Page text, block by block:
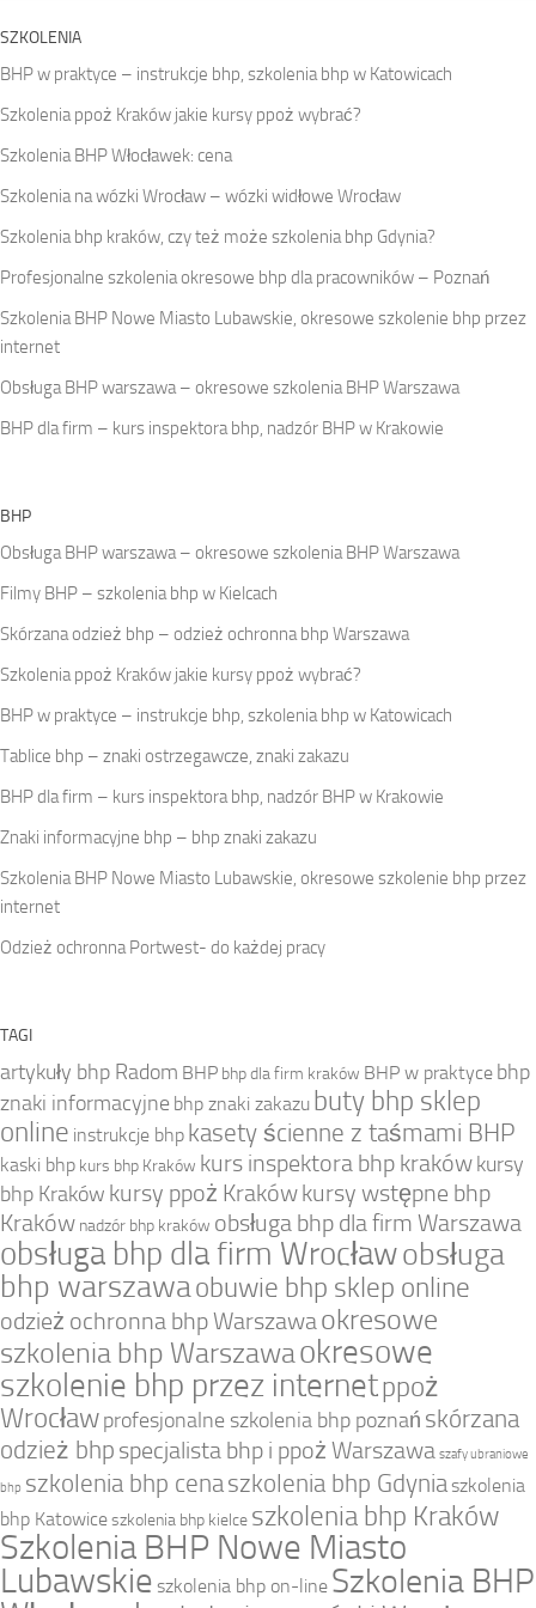
SZKOLENIA
BHP w praktyce – instrukcje bhp, szkolenia bhp w Katowicach
Szkolenia ppoż Kraków jakie kursy ppoż wybrać?
Szkolenia BHP Włocławek: cena
Szkolenia na wózki Wrocław – wózki widłowe Wrocław
Szkolenia bhp kraków, czy też może szkolenia bhp Gdynia?
Profesjonalne szkolenia okresowe bhp dla pracowników – Poznań
Szkolenia BHP Nowe Miasto Lubawskie, okresowe szkolenie bhp przez
internet
Obsługa BHP warszawa – okresowe szkolenia BHP Warszawa
BHP dla firm – kurs inspektora bhp, nadzór BHP w Krakowie
BHP
Obsługa BHP warszawa – okresowe szkolenia BHP Warszawa
Filmy BHP – szkolenia bhp w Kielcach
Skórzana odzież bhp – odzież ochronna bhp Warszawa
Szkolenia ppoż Kraków jakie kursy ppoż wybrać?
BHP w praktyce – instrukcje bhp, szkolenia bhp w Katowicach
Tablice bhp – znaki ostrzegawcze, znaki zakazu
BHP dla firm – kurs inspektora bhp, nadzór BHP w Krakowie
Znaki informacyjne bhp – bhp znaki zakazu
Szkolenia BHP Nowe Miasto Lubawskie, okresowe szkolenie bhp przez
internet
Odzież ochronna Portwest- do każdej pracy
TAGI
artykuły bhp Radom BHP bhp dla firm kraków BHP w praktyce bhp
znaki informacyjne bhp znaki zakazu buty bhp sklep
online instrukcje bhp kasety ścienne z taśmami BHP
kaski bhp kurs bhp Kraków kurs inspektora bhp krakówkursy
bhp Kraków kursy ppoż Krakówkursy wstępne bhp
Kraków nadzór bhp kraków obsługa bhp dla firm Warszawa
obsługa bhp dla firm Wrocławobsługa
bhp warszawaobuwie bhp sklep online
odzież ochronna bhp Warszawaokresowe
szkolenia bhp Warszawaokresowe
szkolenie bhp przez internetppoż
Wrocławprofesjonalne szkolenia bhp poznań skórzana
odzież bhp specjalista bhp i ppoż Warszawa szafy ubraniowe
bhp szkolenia bhp cenaszkolenia bhp Gdyniaszkolenia
bhp Katowiceszkolenia bhp kielce szkolenia bhp Kraków
Szkolenia BHP Nowe Miasto
Lubawskie szkolenia bhp on-line Szkolenia BHP